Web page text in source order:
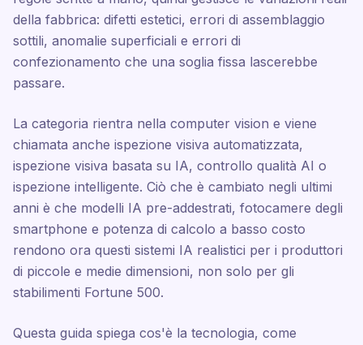
della fabbrica: difetti estetici, errori di assemblaggio
sottili, anomalie superficiali e errori di
confezionamento che una soglia fissa lascerebbe
passare.
La categoria rientra nella computer vision e viene
chiamata anche ispezione visiva automatizzata,
ispezione visiva basata su IA, controllo qualità AI o
ispezione intelligente. Ciò che è cambiato negli ultimi
anni è che modelli IA pre-addestrati, fotocamere degli
smartphone e potenza di calcolo a basso costo
rendono ora questi sistemi IA realistici per i produttori
di piccole e medie dimensioni, non solo per gli
stabilimenti Fortune 500.
Questa guida spiega cos'è la tecnologia, come